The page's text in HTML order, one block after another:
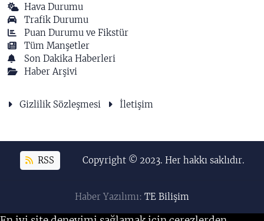
Hava Durumu
Trafik Durumu
Puan Durumu ve Fikstür
Tüm Manşetler
Son Dakika Haberleri
Haber Arşivi
Gizlilik Sözleşmesi İletişim
RSS Copyright © 2023. Her hakkı saklıdır.
Haber Yazılımı: TE Bilişim